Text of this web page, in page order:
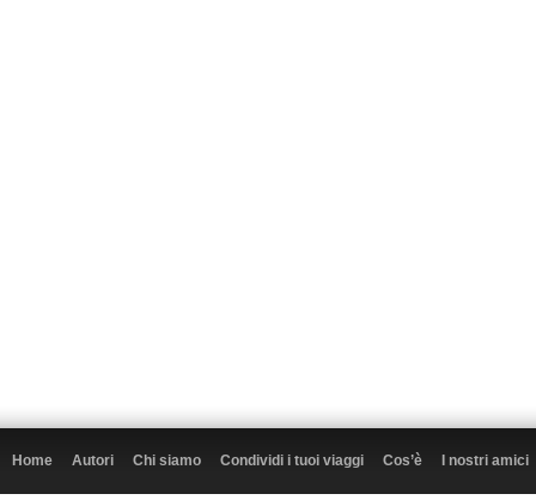
Home Autori Chi siamo Condividi i tuoi viaggi Cos’è I nostri amici